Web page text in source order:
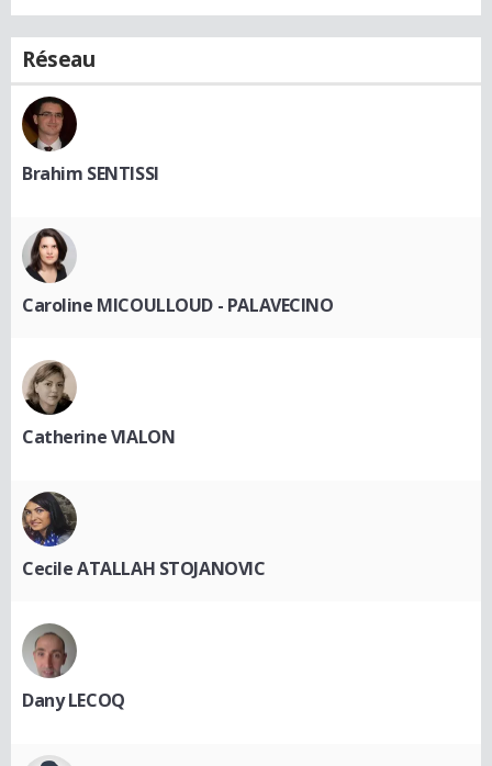
Réseau
Brahim SENTISSI
Caroline MICOULLOUD - PALAVECINO
Catherine VIALON
Cecile ATALLAH STOJANOVIC
Dany LECOQ